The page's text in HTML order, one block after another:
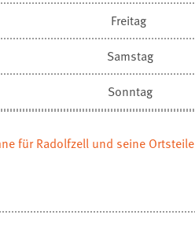
Freitag
Samstag
Sonntag
für Radolfzell und seine Ortsteile